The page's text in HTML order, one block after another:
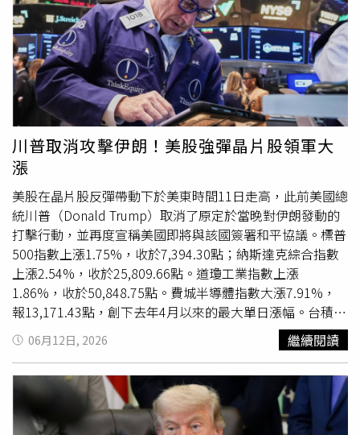
期避免收受私人豪禮的慣例。根據美國規定，總統可自行判
斷禮物屬於個人或國家所有，但若來自外國政府，原則上須
經國會同意，或由總統自行支付等值金額後才能留作私人收
藏；此外，個人禮物也須列入年度財務申報。除了戒指之
外，川普最新財務揭露文件顯示，他近期還收到1座價值25
萬美元、紀念2024年競選期間遭遇暗殺未遂後高舉拳頭畫
面的雕塑，以及由國際足總（FIFA）主席因凡蒂諾（Gianni
Infantino）贈送的多場體育賽事門票，其中包括世界盃決賽
門票，持續引發外界對總統接受高價贈禮的討論。
YouTube／＠ Kai Trump）據了解，影片拍攝於14日，當天
川普在白宮南草坪舉辦「UFC Freedom 250」格鬥賽活
動，慶祝自己80歲生日及美國建國250週年，凱伊也趁活動
期間拍攝這支白宮VLOG。不過，影片曝光後也引發不少負
面評論。有網友認為，凱伊在片中表示「這是我家」，又直
接坐上總統辦公椅，容易給人將白宮視為私人空間的印象，
質疑其言行過於輕率。此外，也有網友指出，凱伊平時並未
居住於白宮，卻利用白宮場景展示特定飲料包裝，甚至拍攝
個人服裝品牌宣傳照片，因此質疑是否涉及利用公共資源替
個人品牌宣傳，相關討論也持續在網路發酵。
川普取消攻擊伊朗！美股強彈晶片股領軍大
漲
美股在晶片股反彈帶動下於美東時間11日走高，此前美國總
統川普（Donald Trump）取消了原定於當晚對伊朗發動的
打擊行動，並再度宣稱美國即將與該國簽署和平協議。標普
500指數上漲1.75%，收於7,394.30點；納斯達克綜合指數
上漲2.54%，收於25,809.66點。道瓊工業指數上漲
1.86%，收於50,848.75點。費城半導體指數大漲7.91%，
報13,171.43點，創下去年4月以來的最大單日漲幅。台積電
ADR則上漲逾3%。據美國財經媒體《CNBC》的報導，川普
在白宮橢圓形辦公室
（Oval Office）向媒體表示：「我們已
經達成1項協議，確保伊朗永遠不會擁有核武器。我們很快
就會簽署協議，相關文件已經接近最終文本。這件事應該會
完成，而且應該很快就會完成。」11日稍早，川普在「真實
社群」（Truth Social）發文宣稱，他已經「取消原定今晚
06月12日, 2026 繼續閱讀